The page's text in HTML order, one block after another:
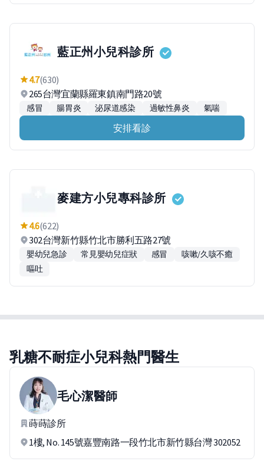
藍正州小兒科診所
4.7(630)
265台灣宜蘭縣羅東鎮南門路20號
感冒 腸胃炎 泌尿道感染 過敏性鼻炎 氣喘
安排看診
麥建方小兒專科診所
4.6(622)
302台灣新竹縣竹北市勝利五路27號
嬰幼兒急診 常見嬰幼兒症狀 感冒
咳嗽/久咳不癒
嘔吐
乳糖不耐症小兒科熱門醫生
毛心潔醫師
蒔蒔診所
1樓, No. 145號嘉豐南路一段竹北市新竹縣台灣 302052